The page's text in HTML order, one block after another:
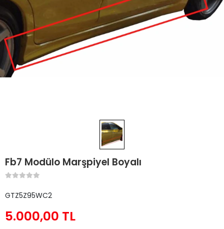
Fb7 Modülo Marşpiyel Boyalı
GTZ5Z95WC2
5.000,00 TL